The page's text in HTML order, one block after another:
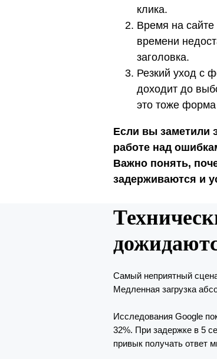
клика.
Время на
времени
заголовка.
Резкий уход с
доходит до
это тоже форма
Если вы заметили
работе над
Важно понять,
задерживаются и
Самый неприятный
Медленная загрузка
Исследования Google
32%. При задержке в 5
привык получать ответ